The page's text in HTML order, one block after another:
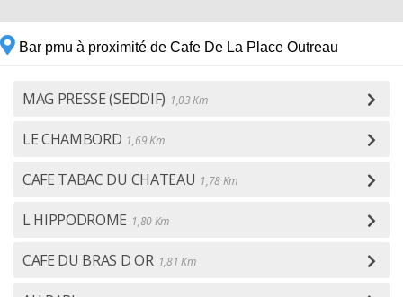
Bar pmu à proximité de Cafe De La Place Outreau
MAG PRESSE (SEDDIF) 1,03 Km
LE CHAMBORD 1,69 Km
CAFE TABAC DU CHATEAU 1,78 Km
L HIPPODROME 1,80 Km
CAFE DU BRAS D OR 1,81 Km